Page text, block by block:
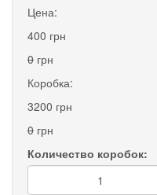
Цена:
400 грн
0 грн
Коробка:
3200 грн
0 грн
Количество коробок: